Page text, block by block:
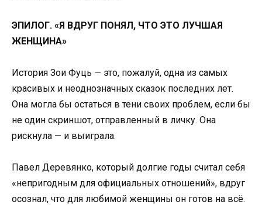
ЭПИЛОГ. «Я ВДРУГ ПОНЯЛ, ЧТО ЭТО ЛУЧШАЯ
ЖЕНЩИНА»
История Зои Фуць — это, пожалуй, одна из самых
красивых и неоднозначных сказок последних лет.
Она могла бы остаться в тени своих проблем, если бы
не один скриншот, отправленный в личку. Она
рискнула — и выиграла.
Павел Деревянко, который долгие годы считал себя
«непригодным для официальных отношений», вдруг
осознал, что для любимой женщины он готов на всё.